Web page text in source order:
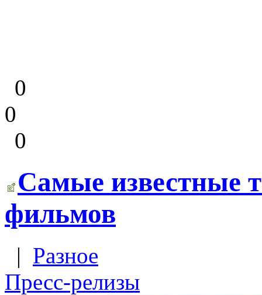
0
0
0
Самые известные
фильмов
| Разное
Пресс-релизы